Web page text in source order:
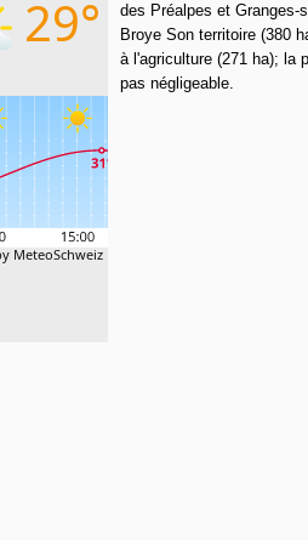
des Préalpes et Granges-
Broye Son territoire (380
à l'agriculture (271 ha); la
pas négligeable.